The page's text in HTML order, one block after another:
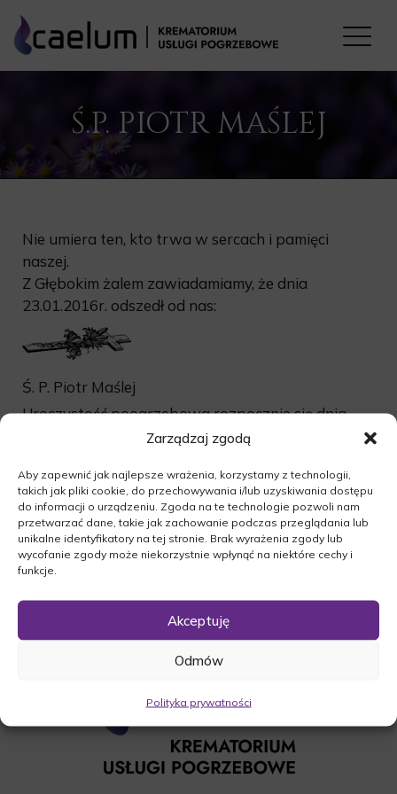
Zarządzaj zgodą
Aby zapewnić jak najlepsze wrażenia, korzystamy z technologii,
takich jak pliki cookie, do przechowywania i/lub uzyskiwania dostępu
do informacji o urządzeniu. Zgoda na te technologie pozwoli nam
przetwarzać dane, takie jak zachowanie podczas przeglądania lub
unikalne identyfikatory na tej stronie. Brak wyrażenia zgody lub
wycofanie zgody może niekorzystnie wpłynąć na niektóre cechy i
funkcje.
Akceptuję
Odmów
Polityka prywatności
Ś.P. PIOTR MAŚLEJ
Nie umiera ten, kto trwa w sercach i pamięci
naszej.
Z Głębokim żalem zawiadamiamy, że dnia
23.01.2016r. odszedł od nas:
Ś. P. Piotr Maślej
Uroczystość poogrzebowa rozpocznie się dnia
26.01.2016r. o godz. 12:00 w Kościele w Osiecku.
miejsce wiecznego spoczynku na cmentarz
komunalny w Osiecku.
O czym zawiadamia pogrążona w smutku
Rodzina.